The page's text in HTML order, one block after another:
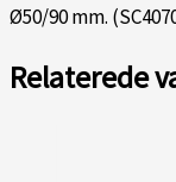
Ø50/90 mm.
Relaterede